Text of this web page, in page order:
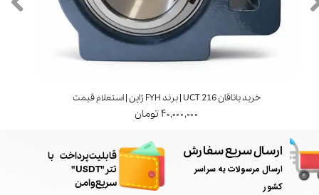
خرید یاتاقان UCT 216 | برند FYH ژاپن | استعلام قیمت
۴۰,۰۰۰,۰۰۰ تومان
ارسال سریع سفارش
ارسال مرسولات به سراسر
کشور
​قابلیت پرداخت با
تتر"USDT"
سریع و امن